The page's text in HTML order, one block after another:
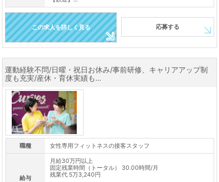
この求人を詳しく見る 応募する
運動経験不問/日曜・祝日お休み/事前研修、キャリアアップ制
度も充実/産休・育休実績も...
職種 女性専用フィットネスの接客スタッフ
給与
月給30万円以上
固定残業時間（トータル） 30.00時間/月
残業代 5万3,240円